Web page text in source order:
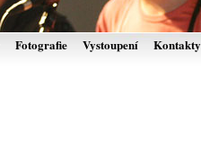
Fotografie Vystoupení Kontakty